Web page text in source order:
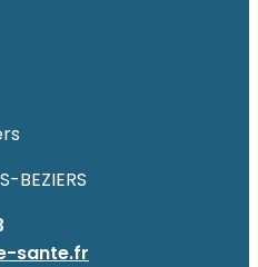
BEZIERS
sante.fr